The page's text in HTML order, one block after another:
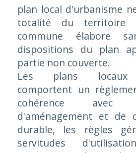
plan local d'urbanisme
totalité du territoire
commune élabore
dispositions du plan
partie non couverte.
Les plans locaux
comportent un
cohérence
d'aménagement et de
durable, les règles
servitudes